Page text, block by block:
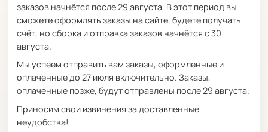
заказов начнётся после 29 августа. В этот период вы
сможете оформлять заказы на сайте, будете получать
счёт, но сборка и отправка заказов начнётся с 30
августа.
Мы успеем отправить вам заказы, оформленные и
оплаченные до 27 июля включительно. Заказы,
оплаченные позже, будут отправлены после 29 августа.
Приносим свои извинения за доставленные
неудобства!